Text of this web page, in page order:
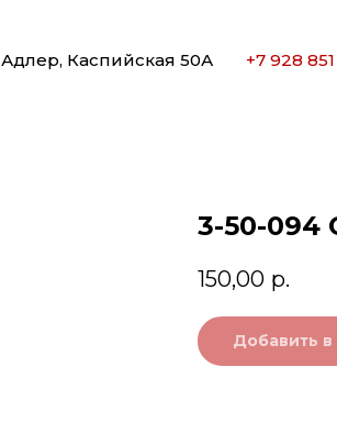
Адлер, Каспийская 50А +7 928
3-50-094
150,00 р.
Добавить в